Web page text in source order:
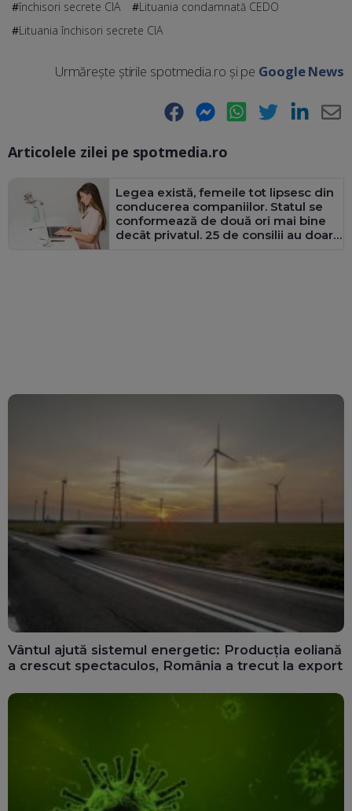
închisori secrete CIA
Lituania condamnată CEDO
Lituania închisori secrete CIA
Urmărește știrile spotmedia.ro și pe Google News
Facebook Messenger WhatsApp Twitter LinkedIn
Articolele zilei pe spotmedia.ro
Legea există, femeile tot lipsesc din
conducerea companiilor. Statul se
conformează de două ori mai bine
decât privatul. 25 de consilii au doar
Vântul ajută sistemul energetic: Producția eoliană
a crescut spectaculos, România a trecut la export